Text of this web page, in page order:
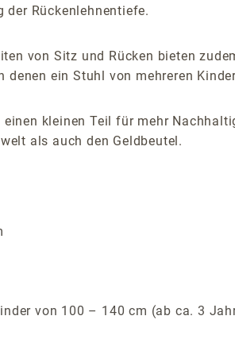
Rückenlehnentiefe.
von Sitz und Rücken bieten
ein Stuhl von mehreren
kleinen Teil für mehr
als auch den Geldbeutel.
von 100 – 140 cm (ab ca. 3